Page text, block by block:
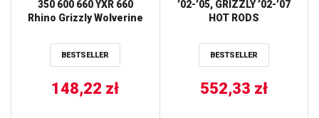
350 600 660 YXR 660
Rhino Grizzly Wolverine
BESTSELLER
148,22 zł
’02-’05, GRIZZLY ’02-’07
HOT RODS
BESTSELLER
552,33 zł